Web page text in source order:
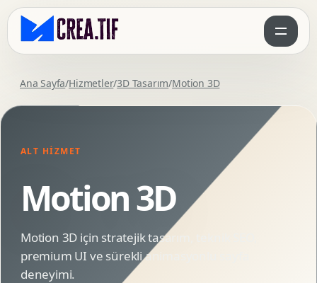
Ana Sayfa/Hizmetler/3D Tasarım/Motion 3D
ALT HIZMET
Motion 3D
Motion 3D için stratejik tasarım, teknik SEO,
premium UI ve sürekli animasyonlu sayfa
deneyimi.